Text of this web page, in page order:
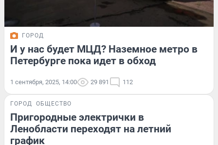
ГОРОД
И у нас будет МЦД? Наземное метро в
Петербурге пока идет в обход
1 сентября, 2025, 14:00 29 891 112
ГОРОД ОБЩЕСТВО
Пригородные электрички в
Ленобласти переходят на летний
график